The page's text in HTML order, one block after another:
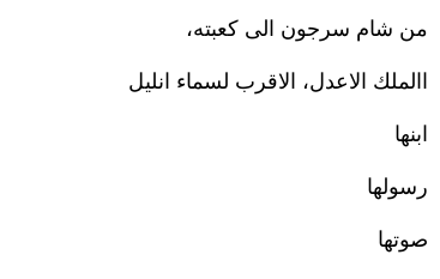
من شام سرجون الى كعبته،
االملك الاعدل، الاقرب لسماء انليل
ابنها
رسولها
صوتها